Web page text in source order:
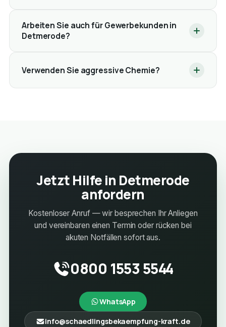
Arbeiten Sie auch für Gewerbekunden in
Detmerode?
Verwenden Sie aggressive Chemie?
Jetzt Hilfe in Detmerode
anfordern
Kostenloser Anruf — wir besprechen Ihr Anliegen
und vereinbaren einen Termin oder rücken bei
akuten Notfällen sofort aus.
0800 1553 5544
WhatsApp
info@schaedlingsbekaempfung-kraft.de